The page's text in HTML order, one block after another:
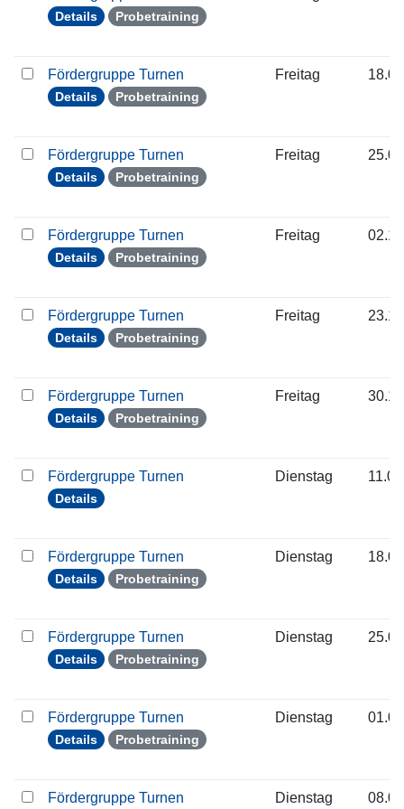
Details Probetraining
Fördergruppe Turnen
Details Probetraining
Freitag
Fördergruppe Turnen
Details Probetraining
Freitag
Fördergruppe Turnen
Details Probetraining
Freitag
Fördergruppe Turnen
Details Probetraining
Freitag
Fördergruppe Turnen
Details Probetraining
Freitag
Fördergruppe Turnen
Details
Dienstag
Fördergruppe Turnen
Details Probetraining
Dienstag
Fördergruppe Turnen
Details Probetraining
Dienstag
Fördergruppe Turnen
Details Probetraining
Dienstag
Fördergruppe Turnen Dienstag